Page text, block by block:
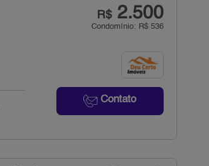
R$2.500
Condomínio: R$ 536
Contato